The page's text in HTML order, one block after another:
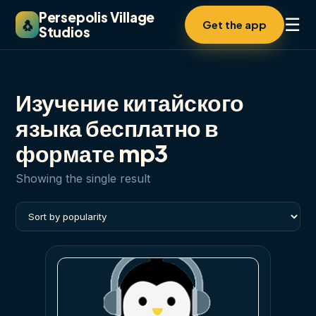
🐧 Persepolis Village
Studios
Get the app ☰
Изучение китайского
языка бесплатно в
формате mp3
Showing the single result